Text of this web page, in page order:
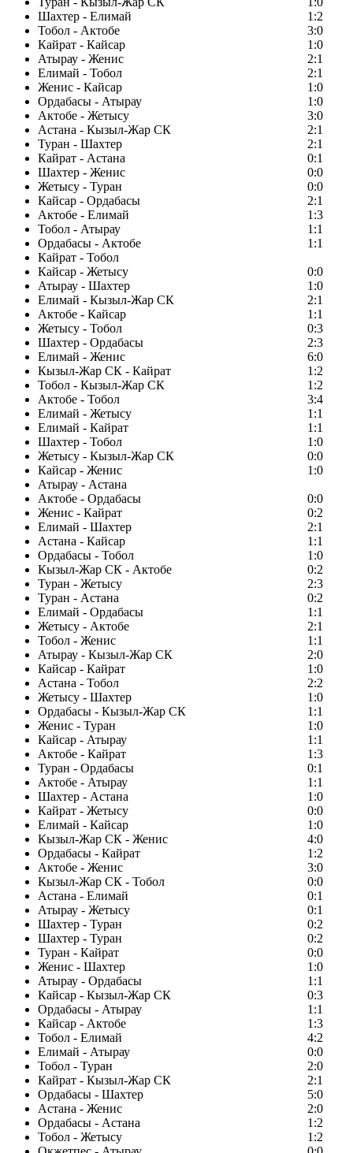
Шахтер - Елимай
1:2
Тобол - Актобе
3:0
Кайрат - Кайсар
1:0
Атырау - Женис
2:1
Елимай - Тобол
2:1
Женис - Кайсар
1:0
Ордабасы - Атырау
1:0
Актобе - Жетысу
3:0
Астана - Кызыл-Жар СК
2:1
Туран - Шахтер
2:1
Кайрат - Астана
0:1
Шахтер - Женис
0:0
Жетысу - Туран
0:0
Кайсар - Ордабасы
2:1
Актобе - Елимай
1:3
Тобол - Атырау
1:1
Ордабасы - Актобе
1:1
Кайрат - Тобол
Кайсар - Жетысу
0:0
Атырау - Шахтер
1:0
Елимай - Кызыл-Жар СК
2:1
Актобе - Кайсар
1:1
Жетысу - Тобол
0:3
Шахтер - Ордабасы
2:3
Елимай - Женис
6:0
Кызыл-Жар СК - Кайрат
1:2
Тобол - Кызыл-Жар СК
1:2
Актобе - Тобол
3:4
Елимай - Жетысу
1:1
Елимай - Кайрат
1:1
Шахтер - Тобол
1:0
Жетысу - Кызыл-Жар СК
0:0
Кайсар - Женис
1:0
Атырау - Астана
Актобе - Ордабасы
0:0
Женис - Кайрат
0:2
Елимай - Шахтер
2:1
Астана - Кайсар
1:1
Ордабасы - Тобол
1:0
Кызыл-Жар СК - Актобе
0:2
Туран - Жетысу
2:3
Туран - Астана
0:2
Елимай - Ордабасы
1:1
Жетысу - Актобе
2:1
Тобол - Женис
1:1
Атырау - Кызыл-Жар СК
2:0
Кайсар - Кайрат
1:0
Астана - Тобол
2:2
Жетысу - Шахтер
1:0
Ордабасы - Кызыл-Жар СК
1:1
Женис - Туран
1:0
Кайсар - Атырау
1:1
Актобе - Кайрат
1:3
Туран - Ордабасы
0:1
Актобе - Атырау
1:1
Шахтер - Астана
1:0
Кайрат - Жетысу
0:0
Елимай - Кайсар
1:0
Кызыл-Жар СК - Женис
4:0
Ордабасы - Кайрат
1:2
Актобе - Женис
3:0
Кызыл-Жар СК - Тобол
0:0
Астана - Елимай
0:1
Атырау - Жетысу
0:1
Шахтер - Туран
0:2
Шахтер - Туран
0:2
Туран - Кайрат
0:0
Женис - Шахтер
1:0
Атырау - Ордабасы
1:1
Кайсар - Кызыл-Жар СК
0:3
Ордабасы - Атырау
1:1
Кайсар - Актобе
1:3
Тобол - Елимай
4:2
Елимай - Атырау
0:0
Тобол - Туран
2:0
Кайрат - Кызыл-Жар СК
2:1
Ордабасы - Шахтер
5:0
Астана - Женис
2:0
Ордабасы - Астана
1:2
Тобол - Жетысу
1:2